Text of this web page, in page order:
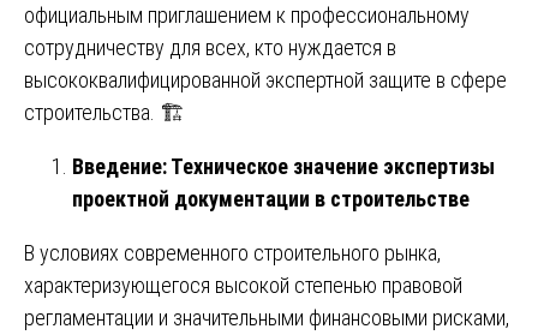
официальным приглашением к профессиональному
сотрудничеству для всех, кто нуждается в
высококвалифицированной экспертной защите в сфере
строительства. 🏗️
Введение: Техническое значение экспертизы
проектной документации в строительстве
В условиях современного строительного рынка,
характеризующегося высокой степенью правовой
регламентации и значительными финансовыми рисками,